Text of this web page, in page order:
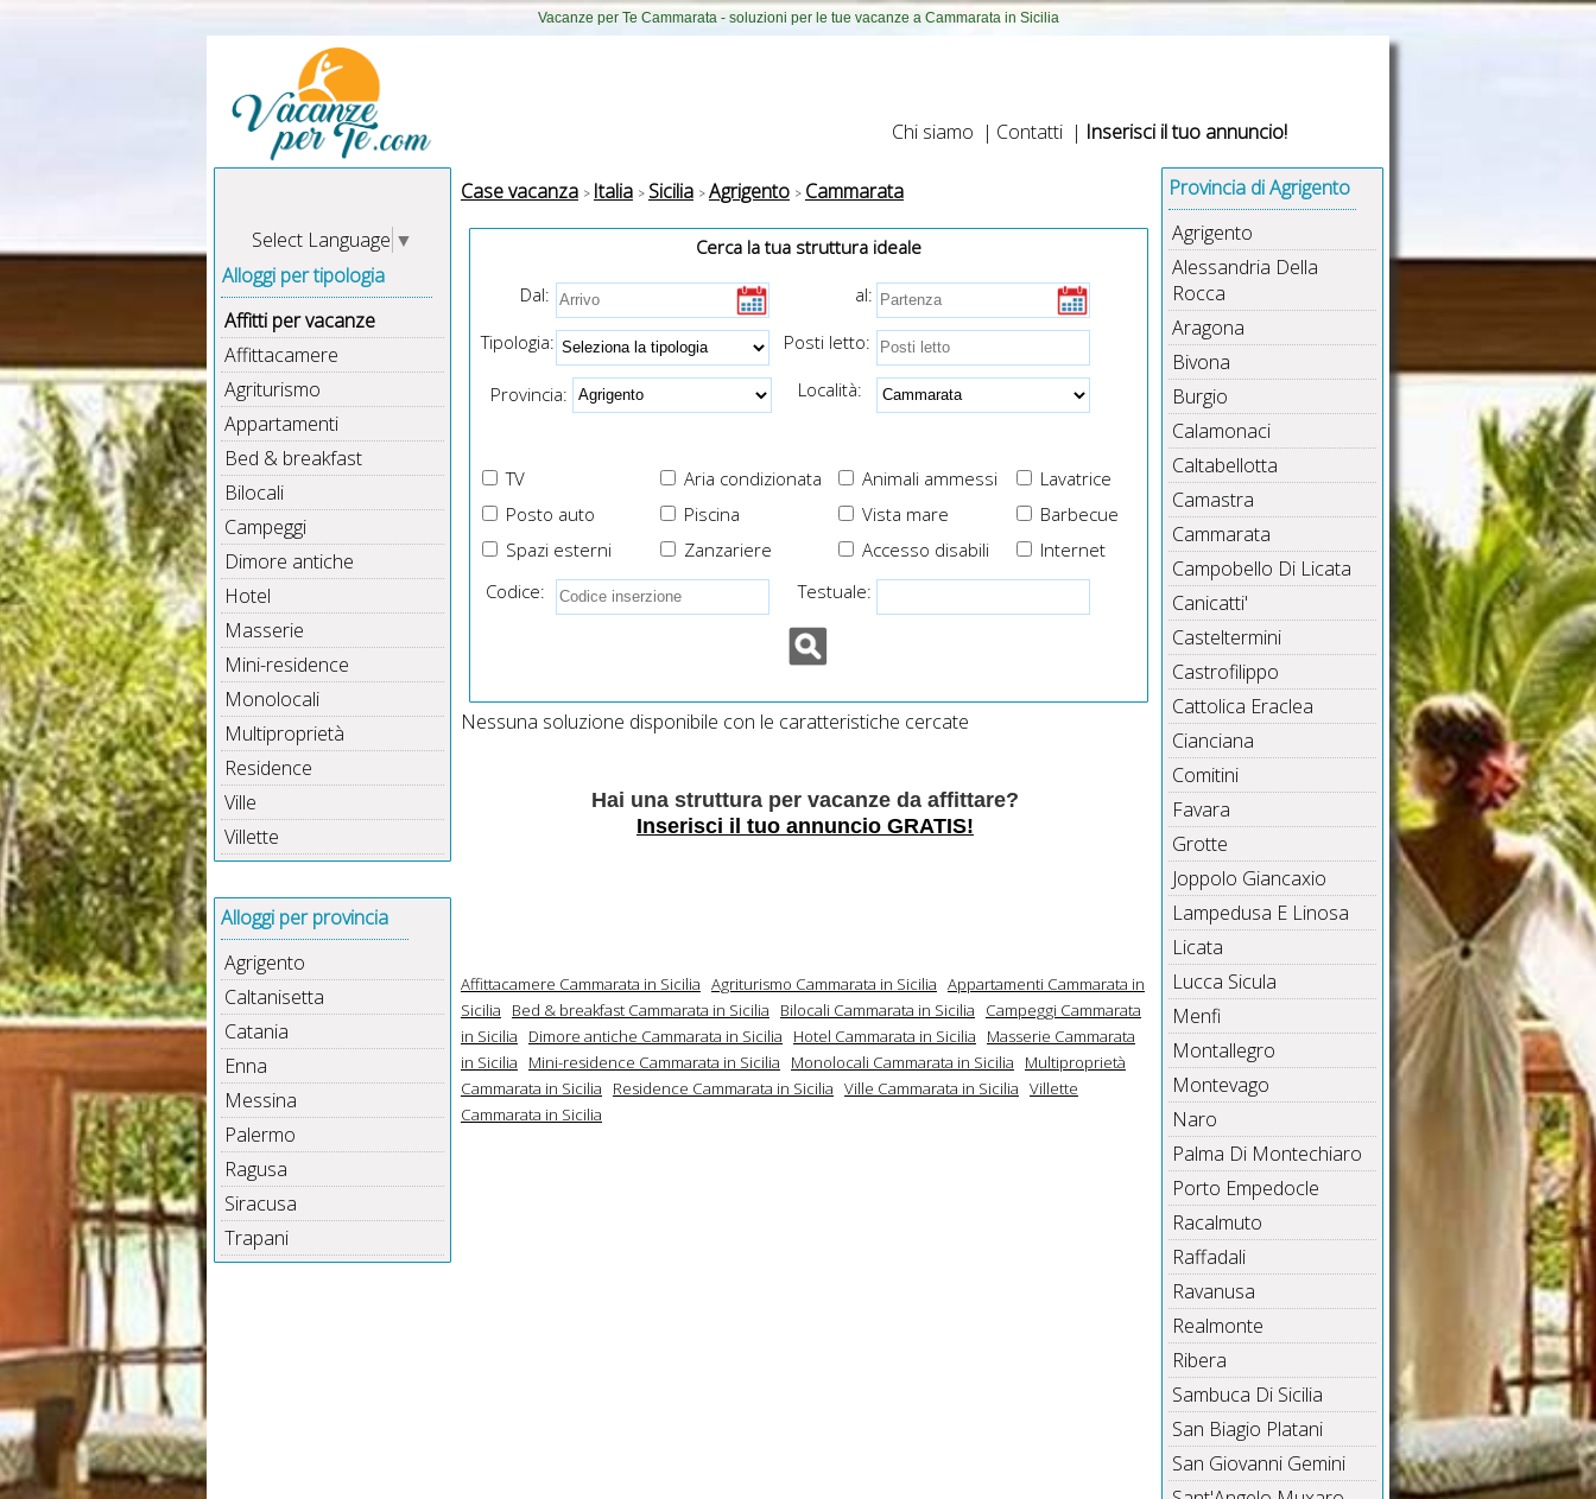
Vacanze per Te Cammarata - soluzioni per le tue vacanze a Cammarata in Sicilia
Chi siamo | Contatti | Inserisci il tuo annuncio!
Select Language ▼
Alloggi per tipologia
Affitti per vacanze
Affittacamere
Agriturismo
Appartamenti
Bed & breakfast
Bilocali
Campeggi
Dimore antiche
Hotel
Masserie
Mini-residence
Monolocali
Multiproprietà
Residence
Ville
Villette
Alloggi per provincia
Agrigento
Caltanisetta
Catania
Enna
Messina
Palermo
Ragusa
Siracusa
Trapani
Case vacanza Italia Sicilia Agrigento Cammarata
Cerca la tua struttura ideale
Dal:
al:
Tipologia:
Posti letto:
Provincia: Località:
TV Aria condizionata Animali ammessi
Lavatrice
Posto auto
Piscina Vista mare
Barbecue
Spazi esterni
Zanzariere Internet
Accesso disabili
Codice:
Testuale:
Nessuna soluzione disponibile con le caratteristiche cercate
Hai una struttura per vacanze da affittare?
Inserisci il tuo annuncio GRATIS!
Affittacamere Cammarata in Sicilia Agriturismo Cammarata in Sicilia Appartamenti Cammarata in
Sicilia
Bed & breakfast Cammarata in Sicilia Bilocali Cammarata in Sicilia
Campeggi Cammarata
in Sicilia
Dimore antiche Cammarata in Sicilia Hotel Cammarata in Sicilia
Masserie Cammarata
in Sicilia
Mini-residence Cammarata in Sicilia Monolocali Cammarata in Sicilia
Multiproprietà
Cammarata in Sicilia
Residence Cammarata in Sicilia Ville Cammarata in Sicilia Villette
Cammarata in Sicilia
Provincia di Agrigento
Agrigento
Alessandria Della
Rocca
Aragona
Bivona
Burgio
Calamonaci
Caltabellotta
Camastra
Cammarata
Campobello Di Licata
Canicatti'
Casteltermini
Castrofilippo
Cattolica Eraclea
Cianciana
Comitini
Favara
Grotte
Joppolo Giancaxio
Lampedusa E Linosa
Licata
Lucca Sicula
Menfi
Montallegro
Montevago
Naro
Palma Di Montechiaro
Porto Empedocle
Racalmuto
Raffadali
Ravanusa
Realmonte
Ribera
Sambuca Di Sicilia
San Biagio Platani
San Giovanni Gemini